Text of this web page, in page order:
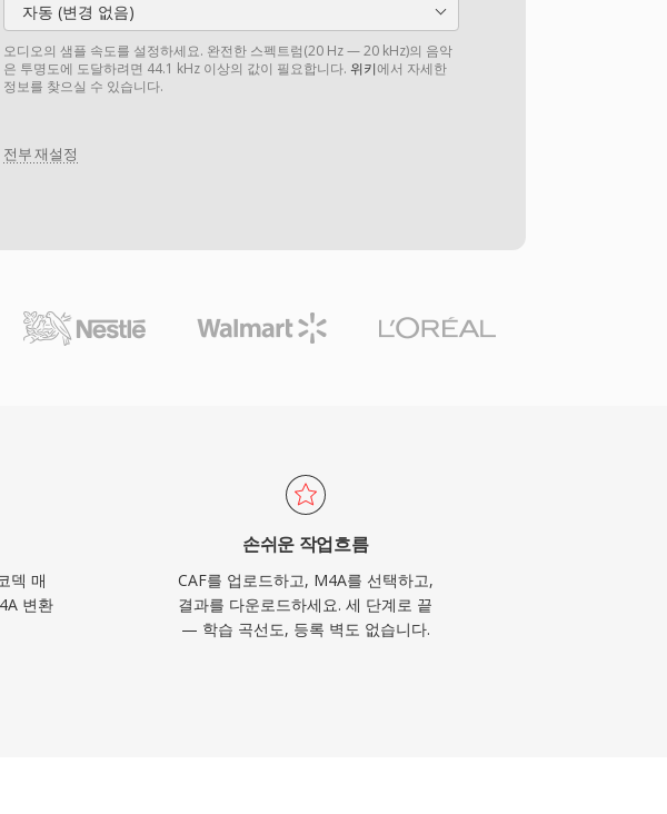
자동 (변경 없음)
오디오의 샘플 속도를 설정하세요. 완전한 스펙트럼(20 Hz — 20 kHz)의 음악
은 투명도에 도달하려면 44.1 kHz 이상의 값이 필요합니다. 위키에서 자세한
정보를 찾으실 수 있습니다.
전부 재설정
덱 매
변환
손쉬운 작업흐름
CAF를 업로드하고, M4A를 선택하고,
결과를 다운로드하세요. 세 단계로 끝
— 학습 곡선도, 등록 벽도 없습니다.